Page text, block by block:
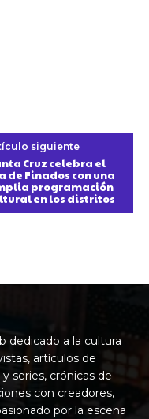
siguiente
Cruz celebra el
de Finados con una
programación
en los distritos
dedicado a la cultura
artículos de
series, crónicas de
con creadores,
por la escena